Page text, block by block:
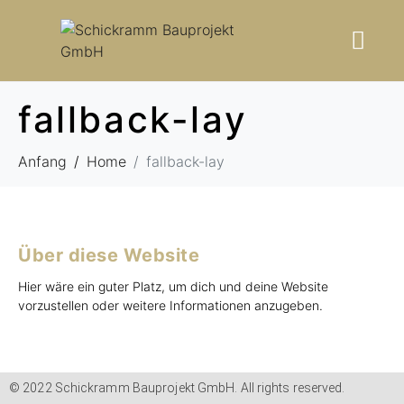
fallback-lay
Anfang Home fallback-lay
Über diese Website
Hier wäre ein guter Platz, um dich und deine Website
vorzustellen oder weitere Informationen anzugeben.
© 2022 Schickramm Bauprojekt GmbH. All rights reserved.